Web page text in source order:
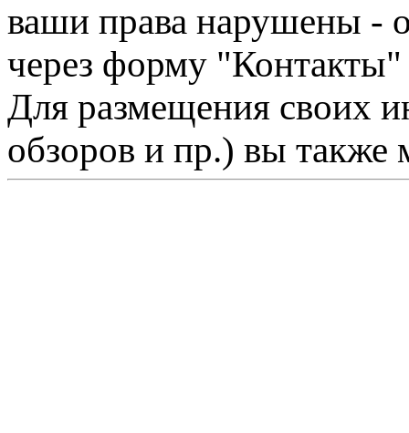
ваши права нарушены -
через форму "Контакты"
Для размещения своих
обзоров и пр.) вы также